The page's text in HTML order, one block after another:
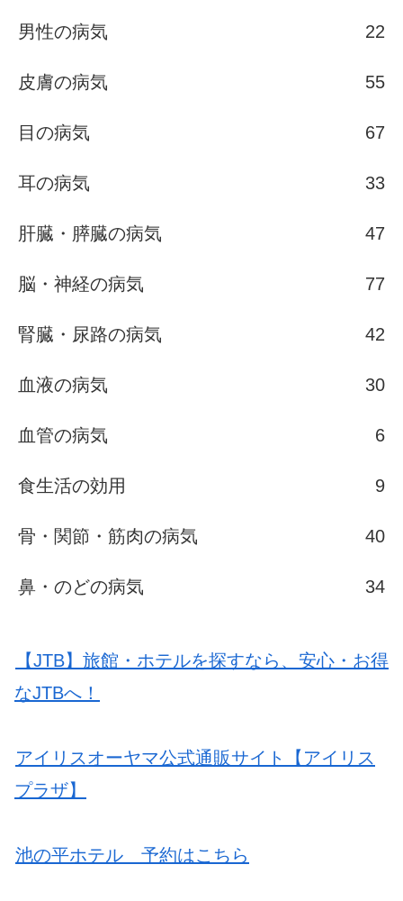
男性の病気 22
皮膚の病気 55
目の病気 67
耳の病気 33
肝臓・膵臓の病気 47
脳・神経の病気 77
腎臓・尿路の病気 42
血液の病気 30
血管の病気 6
食生活の効用 9
骨・関節・筋肉の病気 40
鼻・のどの病気 34
【JTB】旅館・ホテルを探すなら、安心・お得
なJTBへ！
アイリスオーヤマ公式通販サイト【アイリス
プラザ】
池の平ホテル 予約はこちら